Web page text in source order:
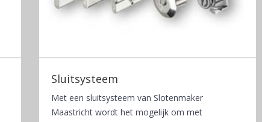
Sluitsysteem
Met een sluitsysteem van Slotenmaker
Maastricht wordt het mogelijk om met